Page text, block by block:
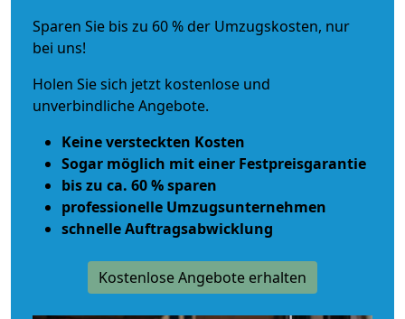
Sparen Sie bis zu 60 % der Umzugskosten, nur
bei uns!
Holen Sie sich jetzt kostenlose und
unverbindliche Angebote.
Keine versteckten Kosten
Sogar möglich mit einer Festpreisgarantie
bis zu ca. 60 % sparen
professionelle Umzugsunternehmen
schnelle Auftragsabwicklung
Kostenlose Angebote erhalten